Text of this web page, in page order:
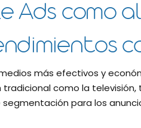
Ads como
más efectivos y
como la
para los